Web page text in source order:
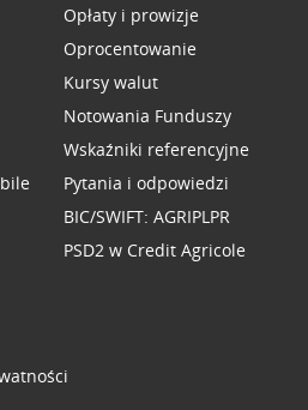
Opłaty i prowizje
Oprocentowanie
Kursy walut
Notowania Funduszy
Wskaźniki referencyjne
Pytania i odpowiedzi
BIC/SWIFT: AGRIPLPR
PSD2 w Credit Agricole